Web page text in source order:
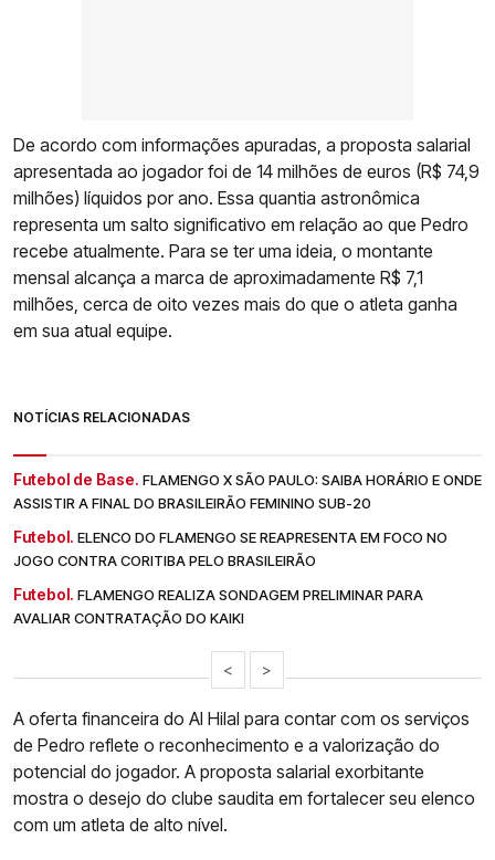
De acordo com informações apuradas, a proposta salarial
apresentada ao jogador foi de 14 milhões de euros (R$ 74,9
milhões) líquidos por ano. Essa quantia astronômica
representa um salto significativo em relação ao que Pedro
recebe atualmente. Para se ter uma ideia, o montante
mensal alcança a marca de aproximadamente R$ 7,1
milhões, cerca de oito vezes mais do que o atleta ganha
em sua atual equipe.
NOTÍCIAS RELACIONADAS
Futebol de Base. FLAMENGO X SÃO PAULO: SAIBA HORÁRIO E ONDE
ASSISTIR A FINAL DO BRASILEIRÃO FEMININO SUB-20
Futebol. ELENCO DO FLAMENGO SE REAPRESENTA EM FOCO NO
JOGO CONTRA CORITIBA PELO BRASILEIRÃO
Futebol. FLAMENGO REALIZA SONDAGEM PRELIMINAR PARA
AVALIAR CONTRATAÇÃO DO KAIKI
< >
A oferta financeira do Al Hilal para contar com os serviços
de Pedro reflete o reconhecimento e a valorização do
potencial do jogador. A proposta salarial exorbitante
mostra o desejo do clube saudita em fortalecer seu elenco
com um atleta de alto nível.